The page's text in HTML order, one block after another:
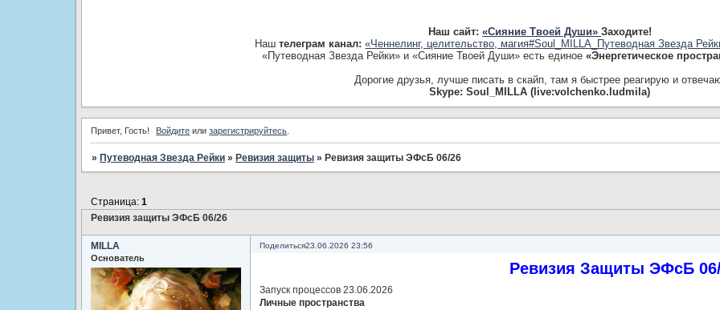
Наш сайт: «Сияние Твоей Души» Заходите!
Наштелеграм канал: «Ченнелинг, целительство, магия#Soul_MILLA_Путеводная Звезда
«Путеводная Звезда Рейки» и «Сияние Твоей Души» есть единое «Энергетическое
Дорогие друзья, лучше писать в скайп, там я быстрее реагирую и
Skype: Soul_MILLA (live:volchenko.ludmila)
Привет, Гость! Войдите илизарегистрируйтесь
» Путеводная Звезда Рейки » Ревизия защиты » Ревизия защиты ЭФсБ 06/26
Ревизия защиты ЭФсБ 06/26
Страница: 1
Поделиться23.06.2026 23:56
MILLA
Основатель
Ревизия Защиты ЭФсБ
Запуск процессов 23.06.2026
Личные пространства